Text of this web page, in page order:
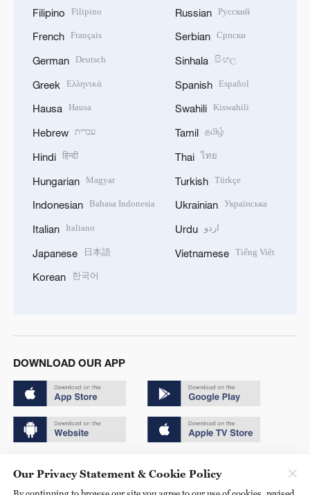
Filipino Filipino
French Français
German Deutsch
Greek Ελληνικά
Hausa Hausa
Hebrew עברית
Hindi हिन्दी
Hungarian Magyar
Indonesian Bahasa Indonesia
Italian Italiano
Japanese 日本語
Korean 한국어
Russian Русский
Serbian Српски
Sinhala සිංහල
Spanish Español
Swahili Kiswahili
Tamil தமிழ்
Thai ไทย
Turkish Türkçe
Ukrainian Українська
Urdu اردو
Vietnamese Tiếng Việt
DOWNLOAD OUR APP
京ICP备20000184号
Our Privacy Statement & Cookie Policy